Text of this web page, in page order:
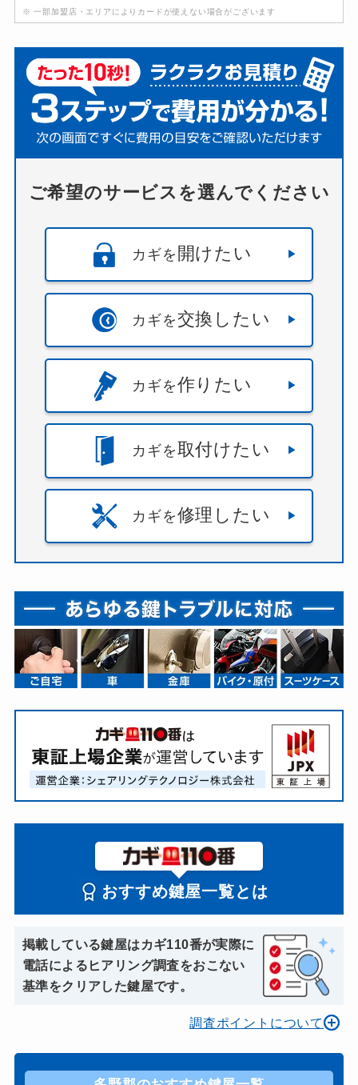
※ 一部加盟店・エリアによりカードが使えない場合がございます
ご希望のサービスを選んでください
カギを 開けたい
カギを交換したい
カギを作りたい
カギを取付けたい
カギを修理したい
おすすめ鍵屋一覧とは
掲載している鍵屋はカギ110番が実際に
電話によるヒアリング調査をおこない
基準をクリアした鍵屋です。
調査ポイントについて